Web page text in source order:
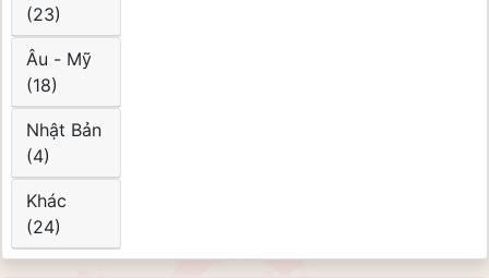
(23)
Âu - Mỹ
(18)
Nhật Bản
(4)
Khác
(24)